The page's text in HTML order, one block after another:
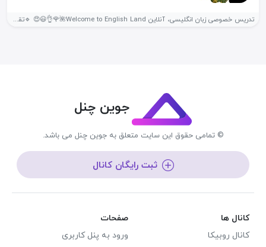
تدریس خصوصی زبان انگلیسی، آنلاین Welcome to English Land🌺🌹👌😃😍 🔹️تقویت تمام مهارت...
جوین چنل
© تمامی حقوق این سایت متعلق به جوین چنل می باشد.
ثبت رایگان کانال
کانال ها
کانال روبیکا
صفحات
ورود به پنل کاربری